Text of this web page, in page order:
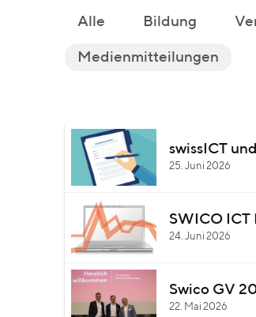
Alle Bildung
Medienmitteilungen
25. Juni 2026
swissICT
24. Juni 2026
SWICO ICT
22. Mai 2026
Swico GV